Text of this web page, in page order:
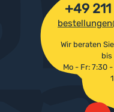
+49
Wir beraten
bis
Mo - Fr: 7:30